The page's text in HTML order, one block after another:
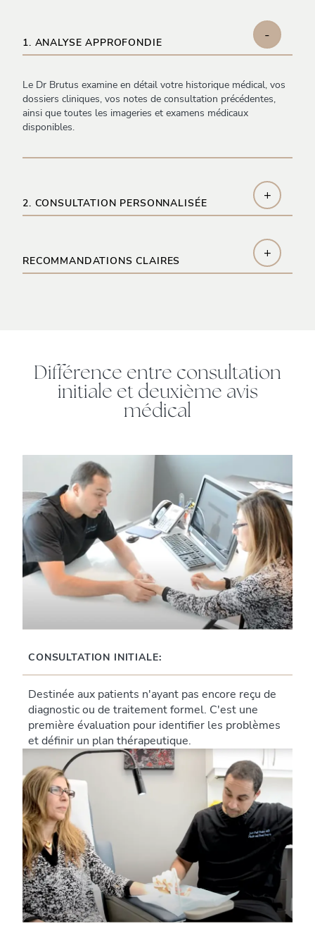
1. ANALYSE APPROFONDIE -
Le Dr Brutus examine en détail votre historique médical, vos
dossiers cliniques, vos notes de consultation précédentes,
ainsi que toutes les imageries et examens médicaux
disponibles.
2. CONSULTATION PERSONNALISÉE +
RECOMMANDATIONS CLAIRES +
Différence entre consultation
initiale et deuxième avis
médical
CONSULTATION INITIALE:
Destinée aux patients n'ayant pas encore reçu de
diagnostic ou de traitement formel. C'est une
première évaluation pour identifier les problèmes
et définir un plan thérapeutique.